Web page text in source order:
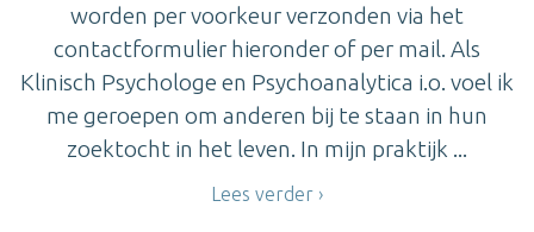
worden per voorkeur verzonden via het
contactformulier hieronder of per mail. Als
Klinisch Psychologe en Psychoanalytica i.o. voel ik
me geroepen om anderen bij te staan in hun
zoektocht in het leven. In mijn praktijk ...
Lees verder